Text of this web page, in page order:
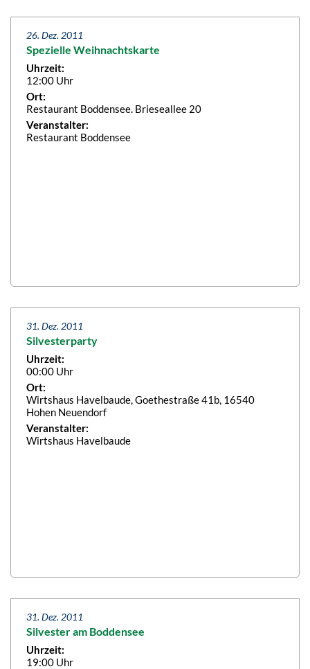
26. Dez. 2011
Spezielle Weihnachtskarte
Uhrzeit:
12:00 Uhr
Ort:
Restaurant Boddensee. Brieseallee 20
Veranstalter:
Restaurant Boddensee
31. Dez. 2011
Silvesterparty
Uhrzeit:
00:00 Uhr
Ort:
Wirtshaus Havelbaude, Goethestraße 41b, 16540
Hohen Neuendorf
Veranstalter:
Wirtshaus Havelbaude
31. Dez. 2011
Silvester am Boddensee
Uhrzeit:
19:00 Uhr